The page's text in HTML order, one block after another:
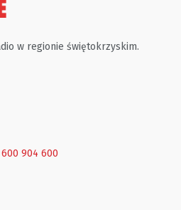
w regionie świętokrzyskim.
600 904 600